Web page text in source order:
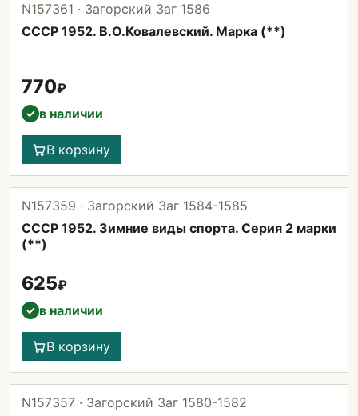
N157361 · Загорский Заг 1586
СССР 1952. В.О.Ковалевский. Марка (**)
770₽
✓ в наличии
В корзину
N157359 · Загорский Заг 1584-1585
СССР 1952. Зимние виды спорта. Серия 2 марки
(**)
625₽
✓ в наличии
В корзину
N157357 · Загорский Заг 1580-1582